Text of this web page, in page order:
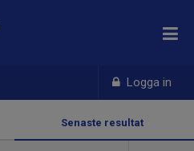
Logga in
Senaste resultat